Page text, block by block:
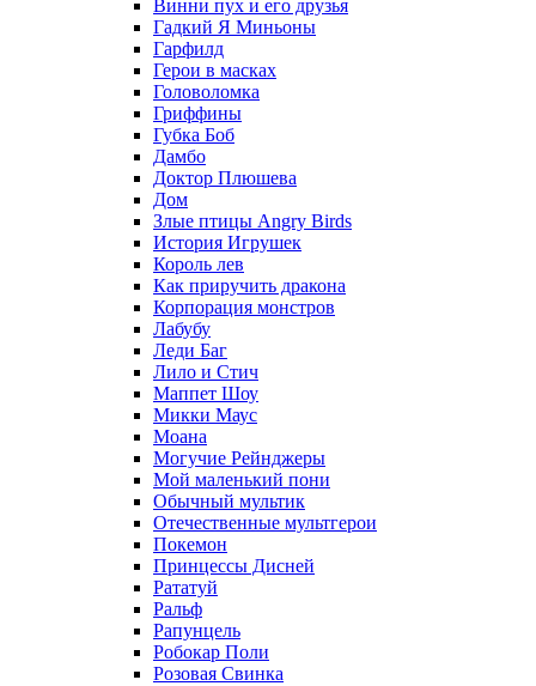
Винни пух и его друзья
Гадкий Я Миньоны
Гарфилд
Герои в масках
Головоломка
Гриффины
Губка Боб
Дамбо
Доктор Плюшева
Дом
Злые птицы Angry Birds
История Игрушек
Король лев
Как приручить дракона
Корпорация монстров
Лабубу
Леди Баг
Лило и Стич
Маппет Шоу
Микки Маус
Моана
Могучие Рейнджеры
Мой маленький пони
Обычный мультик
Отечественные мультгерои
Покемон
Принцессы Дисней
Рататуй
Ральф
Рапунцель
Робокар Поли
Розовая Свинка